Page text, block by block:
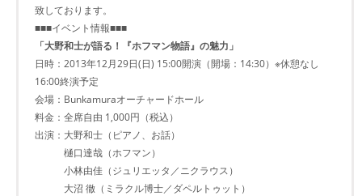
致しております。
■■■イベント情報■■■
「大野和士が語る！『ホフマン物語』の魅力」
日時：2013年12月29日(日) 15:00開演（開場：14:30）※休憩なし
16:00終演予定
会場：Bunkamuraオーチャードホール
料金：全席自由 1,000円（税込）
出演：大野和士（ピアノ、お話）
樋口達哉（ホフマン）
小林由佳（ジュリエッタ／ニクラウス）
大沼 徹（ミラクル博士／ダペルトゥット）